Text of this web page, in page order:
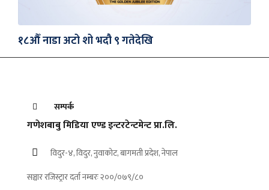
१८औँ नाडा अटो शो भदौ ९ गतेदेखि
सम्पर्क
गणेशबाबु मिडिया एण्ड इन्टरटेन्टमेन्ट प्रा.लि.
विदुर-४, विदुर, नुवाकोट, बागमती प्रदेश, नेपाल
सञ्चार रजिस्ट्रार दर्ता नम्बरः २००/०७९/८०